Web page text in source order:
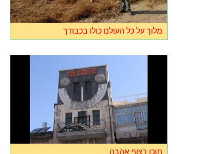
מלוך על כל העולם כולו בכבודך
תוכו רצוף אהבה